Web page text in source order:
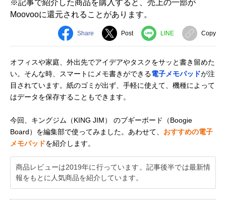
※記事で紹介した商品を購入すると、売上の一部が
Moovooに還元されることがあります。
Share Post LINE Copy
オフィスや家庭、外出先でアイデアやタスクをサッと書き留めた
い。そんな時、スマートにメモ書きができる電子メモパッドが注
目されています。紙のゴミが出ず、手軽に使えて、機種によって
はデータを保存することもできます。
今回、キングジム（KING JIM） のブギーボード（Boogie
Board）を編集部で使ってみました。あわせて、 おすすめの電子
メモパッドを紹介します。
商品レビューは2019年に行っています。記事後半では最新情
報をもとに人気商品を紹介しています。